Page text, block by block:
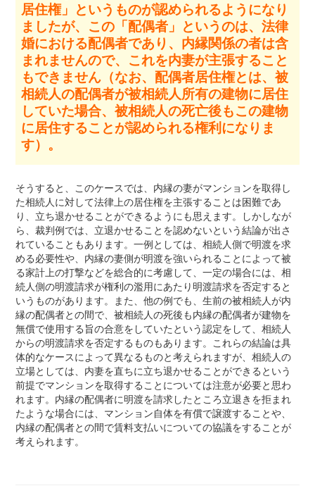
居住権」というものが認められるようになり
ましたが、この「配偶者」というのは、法律
婚における配偶者であり、内縁関係の者は含
まれませんので、これを内妻が主張すること
もできません（なお、配偶者居住権とは、被
相続人の配偶者が被相続人所有の建物に居住
していた場合、被相続人の死亡後もこの建物
に居住することが認められる権利になりま
す）。
そうすると、このケースでは、内縁の妻がマンションを取得し
た相続人に対して法律上の居住権を主張することは困難であ
り、立ち退かせることができるようにも思えます。しかしなが
ら、裁判例では、立退かせることを認めないという結論が出さ
れていることもあります。一例としては、相続人側で明渡を求
める必要性や、内縁の妻側が明渡を強いられることによって被
る家計上の打撃などを総合的に考慮して、一定の場合には、相
続人側の明渡請求が権利の濫用にあたり明渡請求を否定すると
いうものがあります。また、他の例でも、生前の被相続人が内
縁の配偶者との間で、被相続人の死後も内縁の配偶者が建物を
無償で使用する旨の合意をしていたという認定をして、相続人
からの明渡請求を否定するものもあります。これらの結論は具
体的なケースによって異なるものと考えられますが、相続人の
立場としては、内妻を直ちに立ち退かせることができるという
前提でマンションを取得することについては注意が必要と思わ
れます。内縁の配偶者に明渡を請求したところ立退きを拒まれ
たような場合には、マンション自体を有償で譲渡することや、
内縁の配偶者との間で賃料支払いについての協議をすることが
考えられます。